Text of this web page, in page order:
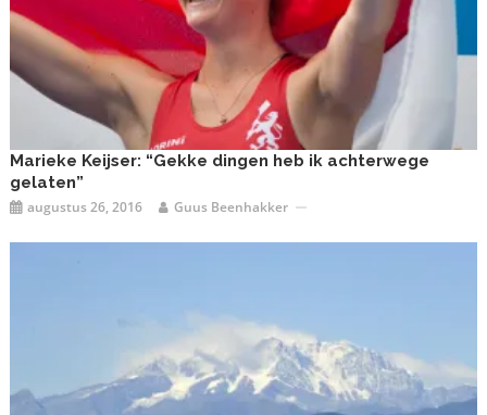
Marieke Keijser: “Gekke dingen heb ik achterwege
gelaten”
augustus 26, 2016 Guus Beenhakker